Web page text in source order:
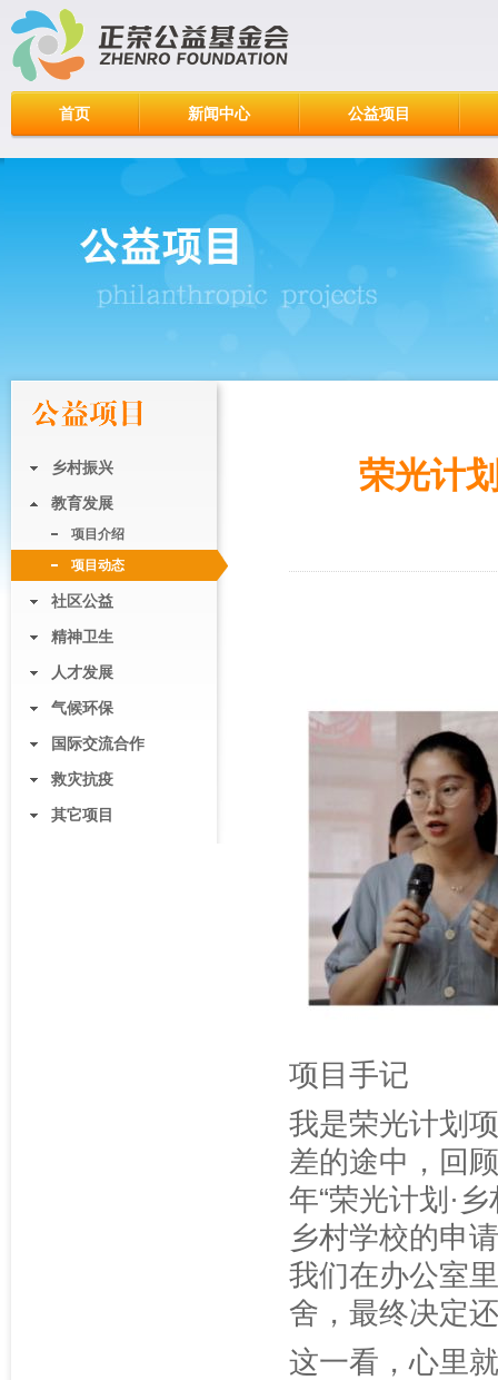
首页 新闻中心 公益项目
乡村振兴
教育发展
项目介绍
项目动态
社区公益
精神卫生
人才发展
气候环保
国际交流合作
救灾抗疫
其它项目
荣光计
项目手记
我是荣光计划
差的途中，回
年“荣光计划·
乡村学校的申
我们在办公室
舍，最终决定
这一看，心里